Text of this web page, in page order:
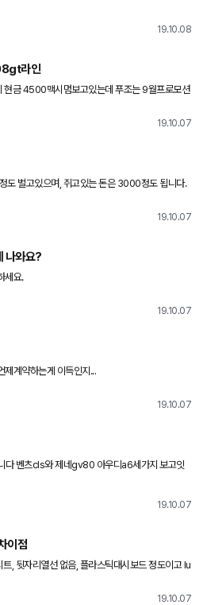
19.10.08
라인
현금 4500맥시멈보고있는데 푸조는 9월프로모션
번달 할인율너무 줄어서 조금보태 비엠3gt를 갈
19.10.07
도 벌고있으며, 쥐고있는 돈은 3000정도 됩니다.
려서 세단으로 기변 예정입니다. 수입차는 d
19.10.07
나와요?
세요.
19.10.07
달에 신차 계약하면 안좋나요? 언제계약하는게 이득인지...
19.10.07
다 벤츠cls와 제네gv80 아우디a6세가지 보고잇
하지않고 셋중에 장점이많은게 어떤게잇을까요
19.10.07
이점
, 뒷자리열선 없음, 플라스틱대시보드 정도이고 lu
대시보드 라고 합니다. 그런데가격차이가 860
19.10.07